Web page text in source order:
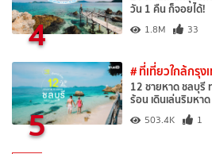
4 วัน 1 คืน ก็จอยได้!
1.8M 33
5
# ที่เที่ยวใกล้กรุง
12 ชายหาด ชลบุรี
ร้อน เดินเล่นริมหาด
503.4K 1